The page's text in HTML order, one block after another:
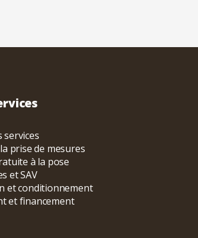
services
prise de mesures
à la pose
et SAV
et conditionnement
et financement